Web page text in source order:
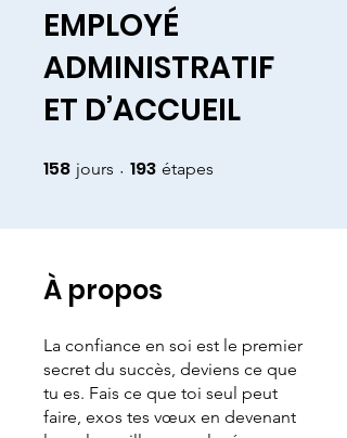
EMPLOYÉ
ADMINISTRATIF
ET D’ACCUEIL
158 jours 158 jours
193 étapes
À propos
La confiance en soi est le premier
secret du succès, deviens ce que
tu es. Fais ce que toi seul peut
faire, exos tes vœux en devenant